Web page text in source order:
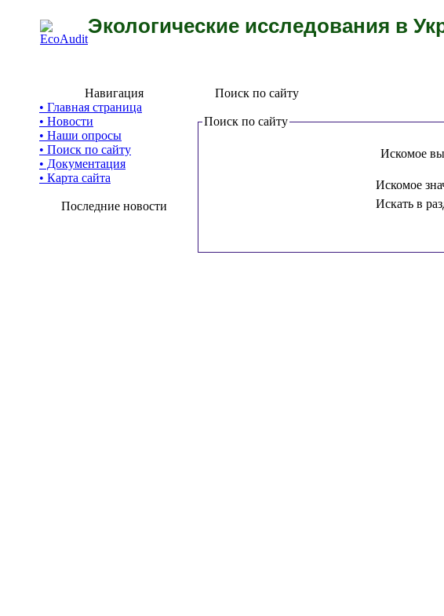
Экологические исследования в
Навигация
• Главная страница
• Новости
• Наши опросы
• Поиск по сайту
• Документация
• Карта сайта
Последние новости
Поиск по сайту
Поиск по сайту
Искомое
Искомое
Искать в